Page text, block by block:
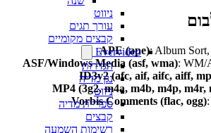
ניווט
עורך תגים
קבצים מקומיים
Evervideo
הגדרות
נגן מדיה
ניווט
ספריית מדיה
קבצים
רשימות השמעה
APE (ape):
ASF/Windows Media (asf, wma):
ID3v2 (afc, aif, aifc,
MP4 (3g2, m4a, m4b, m4p,
Vorbis Comments